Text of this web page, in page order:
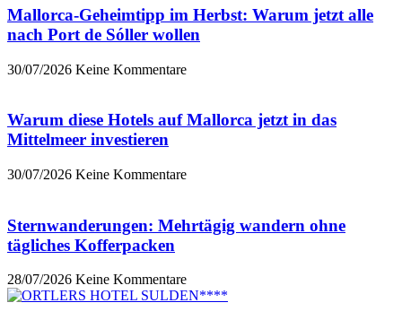
Mallorca-Geheimtipp im Herbst: Warum jetzt alle
nach Port de Sóller wollen
30/07/2026 Keine Kommentare
Warum diese Hotels auf Mallorca jetzt in das
Mittelmeer investieren
30/07/2026 Keine Kommentare
Sternwanderungen: Mehrtägig wandern ohne
tägliches Kofferpacken
28/07/2026 Keine Kommentare